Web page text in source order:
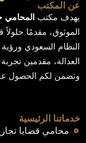
عن المكتب
يهدف مكتب
الموثوق، مقدمًا
النظام السعودي
العدالة، مقدمين
وتضمن لكم الحصول
خدماتنا الرئيسية
محامي قضايا